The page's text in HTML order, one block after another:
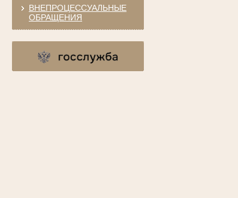
ВНЕПРОЦЕССУАЛЬНЫЕ
ОБРАЩЕНИЯ